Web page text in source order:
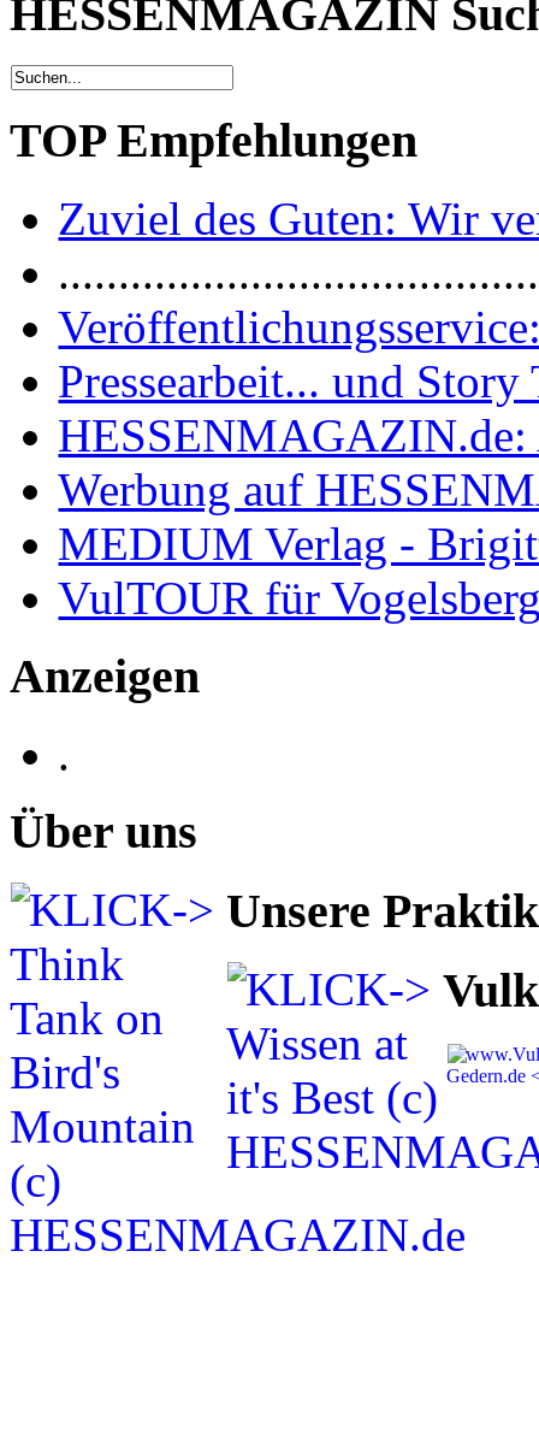
HESSENMAGAZIN
TOP Empfehlungen
Zuviel des Guten: Wir
Pressearbeit... und
HESSENMAGAZIN.de:
Werbung auf
MEDIUM Verlag -
VulTOUR für
Anzeigen
.
Über uns
Unsere